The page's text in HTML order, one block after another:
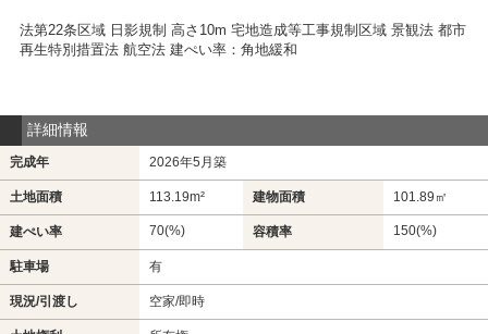
法第22条区域 日影規制 高さ10m 宅地造成等工事規制区域 景観法 都市
再生特別措置法 航空法 建ぺい率：角地緩和
詳細情報
完成年 2026年5月築
土地面積 113.19m² 建物面積 101.89㎡
建ぺい率 70(%) 容積率 150(%)
駐車場 有
現況/引渡し 空家/即時